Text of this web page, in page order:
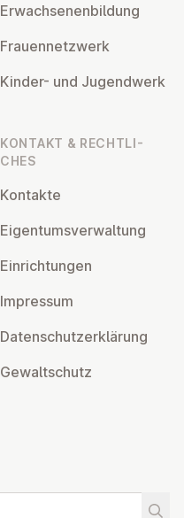
Er­wach­se­nen­bil­dung
Frau­en­netz­werk
Kinder- und Ju­gend­werk
KONTAKT & RECHT­LI­
CHES
Kontakte
Ei­gen­tums­ver­wal­tung
Ein­rich­tun­gen
Impressum
Da­ten­schutz­er­klä­rung
Ge­walt­schutz